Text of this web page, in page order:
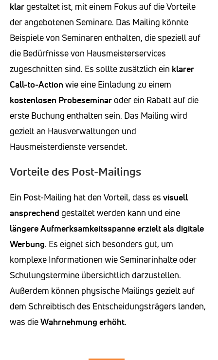
klargestaltet ist, mit einem Fokus auf die Vorteile
der angebotenen Seminare. Das Mailing könnte
Beispiele von Seminaren enthalten, die speziell auf
die Bedürfnisse von Hausmeisterservices
zugeschnitten sind. Es sollte zusätzlich ein klarer
Call-to-Action wie eine Einladung zu einem
kostenlosen Probeseminaroder ein Rabatt auf die
erste Buchung enthalten sein. Das Mailing wird
gezielt an Hausverwaltungen und
Hausmeisterdienste versendet.
Vorteile des Post-Mailings
Ein Post-Mailing hat den Vorteil, dass es visuell
ansprechend gestaltet werden kann und eine
längere Aufmerksamkeitsspanneerzielt als digitale
Werbung. Es eignet sich besonders gut, um
komplexe Informationen wie Seminarinhalte oder
Schulungstermine übersichtlich darzustellen.
Außerdem können physische Mailings gezielt auf
dem Schreibtisch des Entscheidungsträgers landen,
was dieWahrnehmung erhöht.